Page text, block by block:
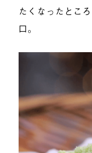
たくなったとこ
口。